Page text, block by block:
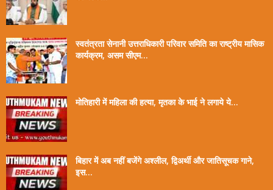
स्वतंत्रता सेनानी उत्तराधिकारी परिवार समिति का राष्ट्रीय मासिक
कार्यक्रम, असम सीएम...
मोतिहारी में महिला की हत्या, मृतका के भाई ने लगाये ये...
बिहार में अब नहीं बजेंगे अश्लील, द्विअर्थी और जातिसूचक गाने,
इस...